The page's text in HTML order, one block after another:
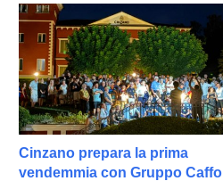
Cinzano prepara la prima
vendemmia con Gruppo Caffo